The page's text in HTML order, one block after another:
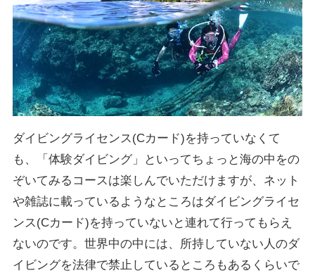
ダイビングライセンス(Cカード)を持っていなくて
も、「体験ダイビング」といってちょっと海の中をの
ぞいてみるコースは楽しんでいただけますが、ネット
や雑誌に載っているようなところはダイビングライセ
ンス(Cカード)を持っていないと連れて行ってもらえ
ないのです。世界中の中には、所持していない人のダ
イビングを法律で禁止しているところもあるくらいで